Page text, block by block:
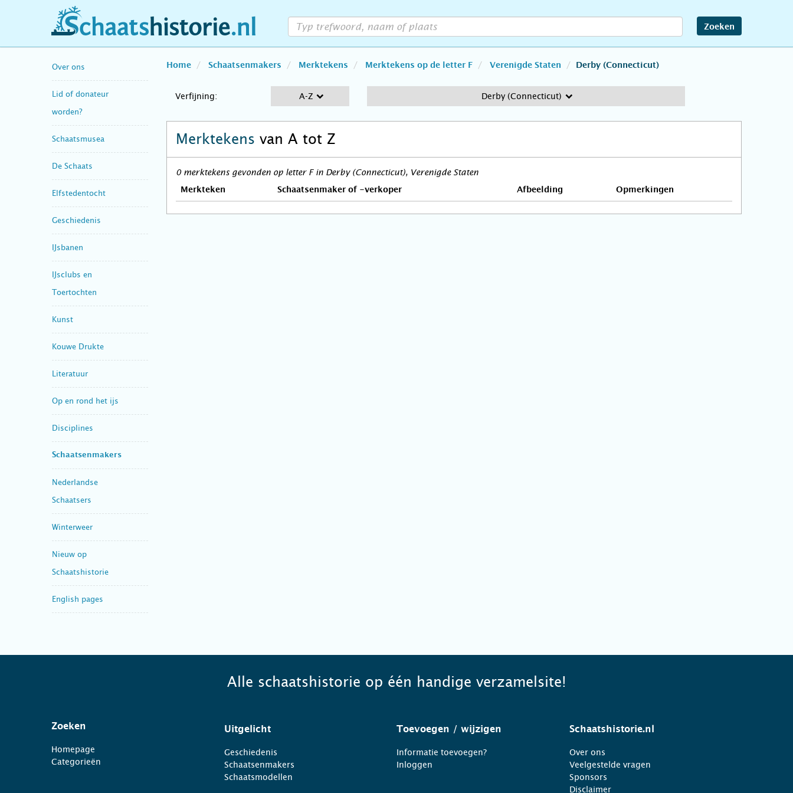
schaatshistorie.nl Zoeken
Over ons
Lid of donateur
worden?
Schaatsmusea
De Schaats
Elfstedentocht
Geschiedenis
IJsbanen
IJsclubs en
Toertochten
Kunst
Kouwe Drukte
Literatuur
Op en rond het ijs
Disciplines
Schaatsenmakers
Nederlandse
Schaatsers
Winterweer
Nieuw op
Schaatshistorie
English pages
Home Schaatsenmakers Merktekens Merktekens op de letter F Verenigde Staten Derby (Connecticut)
Verfijning: A-Z Derby (Connecticut)
Merktekens van A tot Z
0 merktekens gevonden op letter F in Derby (Connecticut), Verenigde Staten
Merkteken Schaatsenmaker of -verkoper Afbeelding Opmerkingen
Alle schaatshistorie op één handige verzamelsite!
Zoeken
Homepage
Categorieën
Uitgelicht
Geschiedenis
Schaatsenmakers
Schaatsmodellen
Toevoegen / wijzigen
Informatie toevoegen?
Inloggen
Schaatshistorie.nl
Over ons
Veelgestelde vragen
Sponsors
Disclaimer